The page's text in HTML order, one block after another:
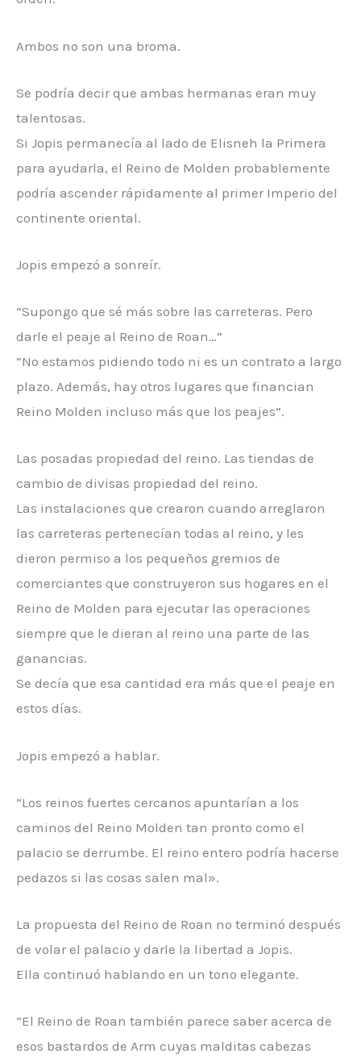
Ambos no son una broma.
Se podría decir que ambas hermanas eran muy
talentosas.
Si Jopis permanecía al lado de Elisneh la Primera
para ayudarla, el Reino de Molden probablemente
podría ascender rápidamente al primer Imperio del
continente oriental.
Jopis empezó a sonreír.
“Supongo que sé más sobre las carreteras. Pero
darle el peaje al Reino de Roan…”
“No estamos pidiendo todo ni es un contrato a largo
plazo. Además, hay otros lugares que financian
Reino Molden incluso más que los peajes”.
Las posadas propiedad del reino. Las tiendas de
cambio de divisas propiedad del reino.
Las instalaciones que crearon cuando arreglaron
las carreteras pertenecían todas al reino, y les
dieron permiso a los pequeños gremios de
comerciantes que construyeron sus hogares en el
Reino de Molden para ejecutar las operaciones
siempre que le dieran al reino una parte de las
ganancias.
Se decía que esa cantidad era más que el peaje en
estos días.
Jopis empezó a hablar.
“Los reinos fuertes cercanos apuntarían a los
caminos del Reino Molden tan pronto como el
palacio se derrumbe. El reino entero podría hacerse
pedazos si las cosas salen mal».
La propuesta del Reino de Roan no terminó después
de volar el palacio y darle la libertad a Jopis.
Ella continuó hablando en un tono elegante.
“El Reino de Roan también parece saber acerca de
esos bastardos de Arm cuyas malditas cabezas